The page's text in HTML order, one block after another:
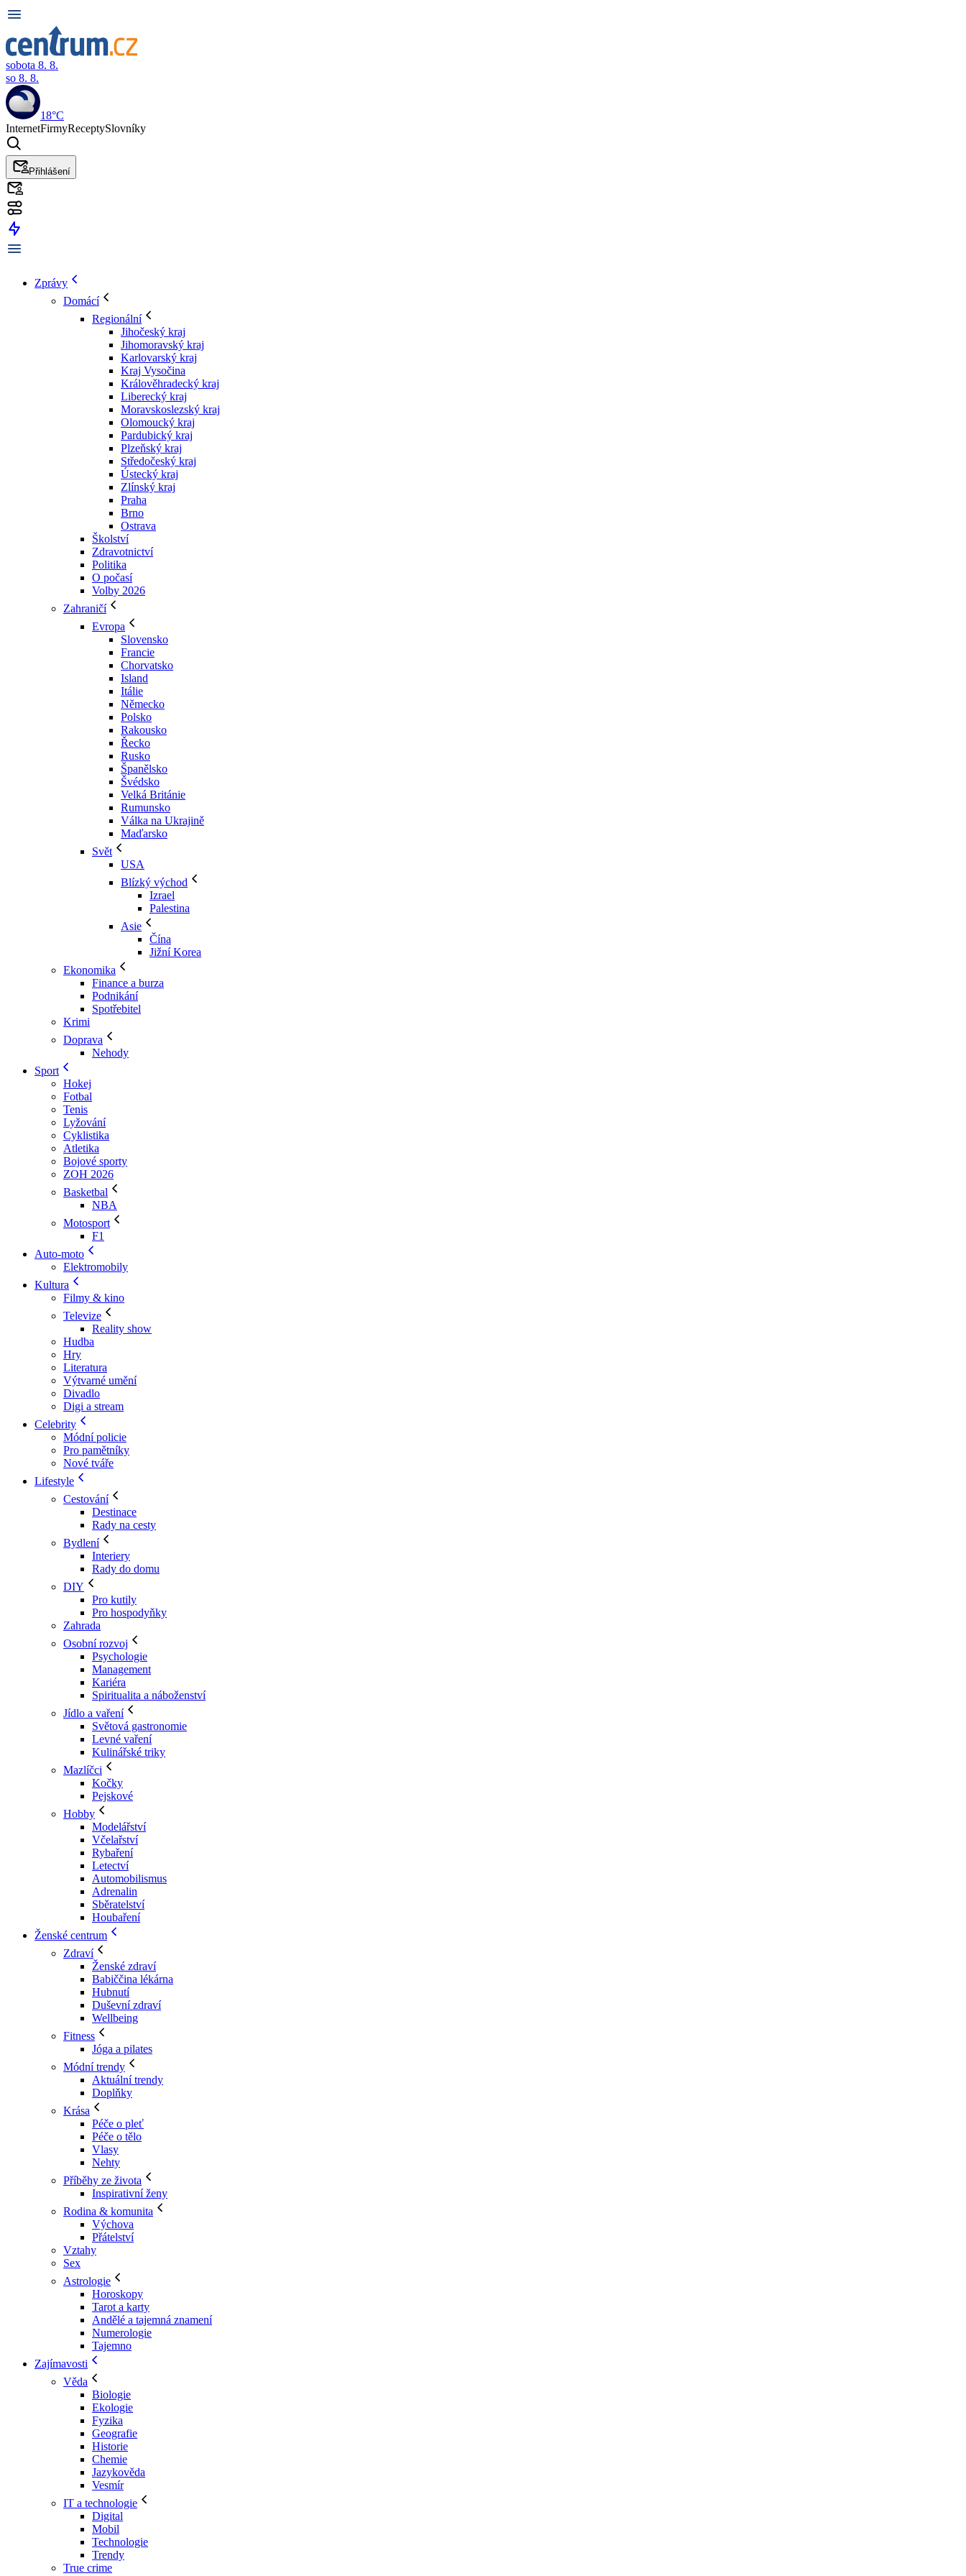
sobota 8. 8.
so 8. 8.
18°C
InternetFirmyReceptySlovníky
Přihlášení
Zprávy
Domácí
Regionální
Jihočeský kraj
Jihomoravský kraj
Karlovarský kraj
Kraj Vysočina
Králověhradecký kraj
Liberecký kraj
Moravskoslezský kraj
Olomoucký kraj
Pardubický kraj
Plzeňský kraj
Středočeský kraj
Ústecký kraj
Zlínský kraj
Praha
Brno
Ostrava
Školství
Zdravotnictví
Politika
O počasí
Volby 2026
Zahraničí
Evropa
Slovensko
Francie
Chorvatsko
Island
Itálie
Německo
Polsko
Rakousko
Řecko
Rusko
Španělsko
Švédsko
Velká Británie
Rumunsko
Válka na Ukrajině
Maďarsko
Svět
USA
Blízký východ
Izrael
Palestina
Asie
Čína
Jižní Korea
Ekonomika
Finance a burza
Podnikání
Spotřebitel
Krimi
Doprava
Nehody
Sport
Hokej
Fotbal
Tenis
Lyžování
Cyklistika
Atletika
Bojové sporty
ZOH 2026
Basketbal
NBA
Motosport
F1
Auto-moto
Elektromobily
Kultura
Filmy & kino
Televize
Reality show
Hudba
Hry
Literatura
Výtvarné umění
Divadlo
Digi a stream
Celebrity
Módní policie
Pro pamětníky
Nové tváře
Lifestyle
Cestování
Destinace
Rady na cesty
Bydlení
Interiery
Rady do domu
DIY
Pro kutily
Pro hospodyňky
Zahrada
Osobní rozvoj
Psychologie
Management
Kariéra
Spiritualita a náboženství
Jídlo a vaření
Světová gastronomie
Levné vaření
Kulinářské triky
Mazlíčci
Kočky
Pejskové
Hobby
Modelářství
Včelařství
Rybaření
Letectví
Automobilismus
Adrenalin
Sběratelství
Houbaření
Ženské centrum
Zdraví
Ženské zdraví
Babiččina lékárna
Hubnutí
Duševní zdraví
Wellbeing
Fitness
Jóga a pilates
Módní trendy
Aktuální trendy
Doplňky
Krása
Péče o pleť
Péče o tělo
Vlasy
Nehty
Příběhy ze života
Inspirativní ženy
Rodina & komunita
Výchova
Přátelství
Vztahy
Sex
Astrologie
Horoskopy
Tarot a karty
Andělé a tajemná znamení
Numerologie
Tajemno
Zajímavosti
Věda
Biologie
Ekologie
Fyzika
Geografie
Historie
Chemie
Jazykověda
Vesmír
IT a technologie
Digital
Mobil
Technologie
Trendy
True crime